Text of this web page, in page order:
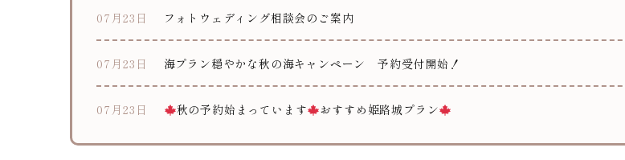
07月23日 フォトウェディング相談会のご案内
07月23日 海プラン穏やかな秋の海キャンペーン 予約受付開始！
07月23日 秋の予約始まっています おすすめ姫路城プラン